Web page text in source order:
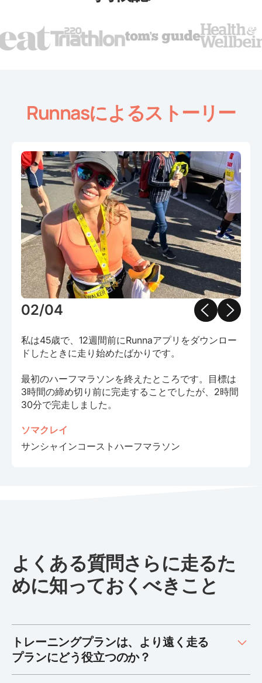
Runnasによるストーリー
02/04
私は45歳で、12週間前にRunnaアプリをダウンロー
ドしたときに走り始めたばかりです。
最初のハーフマラソンを終えたところです。目標は
3時間の締め切り前に完走することでしたが、2時間
30分で完走しました。
ソマクレイ
サンシャインコーストハーフマラソン
Slide 2 of 4.
よくある質問さらに走るた
めに知っておくべきこと
トレーニングプランは、より遠く走る
プランにどう役立つのか？